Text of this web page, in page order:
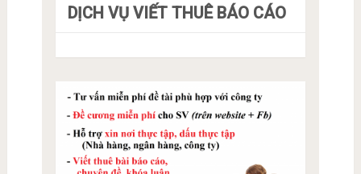
DỊCH VỤ VIẾT THUÊ BÁO CÁO